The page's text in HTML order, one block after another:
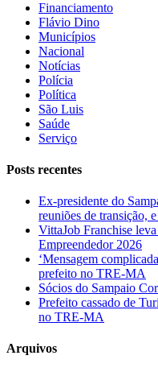
Financiamento
Flávio Dino
Municípios
Nacional
Notícias
Polícia
Política
São Luis
Saúde
Serviço
Posts recentes
Ex-presidente do
reuniões de transição,
VittaJob Franchise
Empreendedor 2026
‘Mensagem
prefeito no TRE-MA
Sócios do Sampaio
Prefeito cassado de
no TRE-MA
Arquivos